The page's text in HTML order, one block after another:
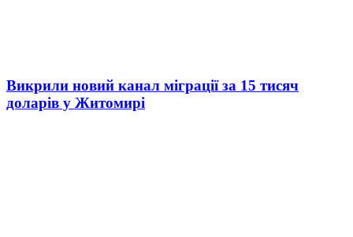
Викрили новий канал міграції за 15 тисяч
доларів у Житомирі